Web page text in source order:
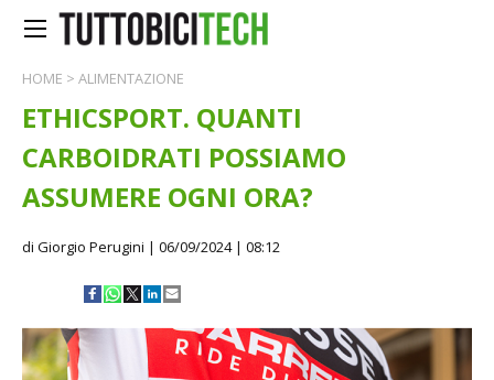
HOME > ALIMENTAZIONE
ETHICSPORT. QUANTI
CARBOIDRATI POSSIAMO
ASSUMERE OGNI ORA?
di Giorgio Perugini | 06/09/2024 | 08:12